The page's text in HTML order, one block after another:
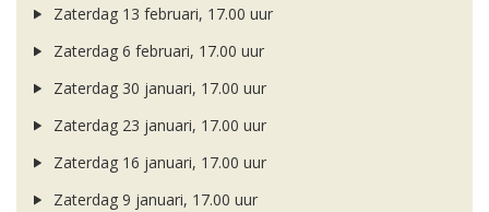
Zaterdag 13 februari, 17.00 uur
Zaterdag 6 februari, 17.00 uur
Zaterdag 30 januari, 17.00 uur
Zaterdag 23 januari, 17.00 uur
Zaterdag 16 januari, 17.00 uur
Zaterdag 9 januari, 17.00 uur